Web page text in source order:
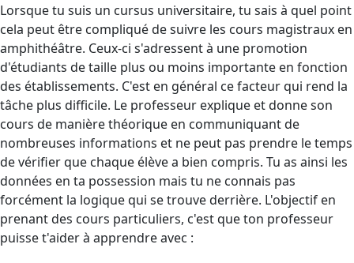
Lorsque tu suis un cursus universitaire, tu sais à quel point
cela peut être compliqué de suivre les cours magistraux en
amphithéâtre. Ceux-ci s'adressent à une promotion
d'étudiants de taille plus ou moins importante en fonction
des établissements. C'est en général ce facteur qui rend la
tâche plus difficile. Le professeur explique et donne son
cours de manière théorique en communiquant de
nombreuses informations et ne peut pas prendre le temps
de vérifier que chaque élève a bien compris. Tu as ainsi les
données en ta possession mais tu ne connais pas
forcément la logique qui se trouve derrière. L'objectif en
prenant des cours particuliers, c'est que ton professeur
puisse t'aider à apprendre avec :